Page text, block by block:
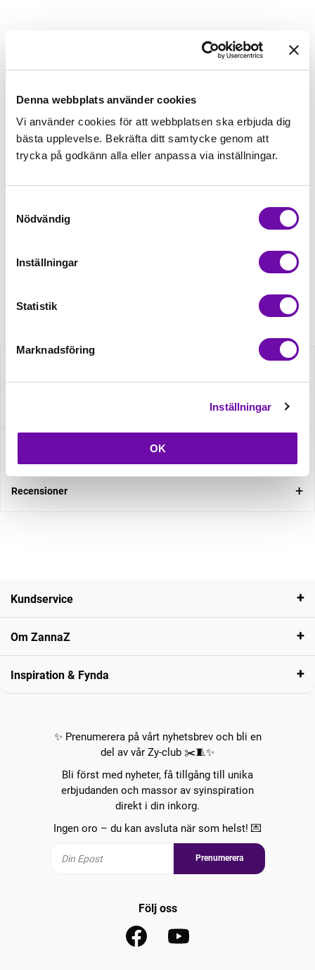
Denna webbplats använder cookies
Vi använder cookies för att webbplatsen ska erbjuda dig
bästa upplevelse. Bekräfta ditt samtycke genom att
trycka på godkänn alla eller anpassa via inställningar.
Nödvändig
Inställningar
Statistik
Marknadsföring
Inställningar
OK
Lägg först önskad mängd i varukorgen,
välj sedan matchande tillbehör
Tråd matchande +45,00kr
Minsta beställning: 0.5 m
Recensioner
Kundservice
Om ZannaZ
Inspiration & Fynda
✨ Prenumerera på vårt nyhetsbrev och bli en
del av vår Zy-club ✂️🧵✨
Bli först med nyheter, få tillgång till unika
erbjudanden och massor av syinspiration
direkt i din inkorg.
Ingen oro – du kan avsluta när som helst! 💌
Prenumerera
Följ oss